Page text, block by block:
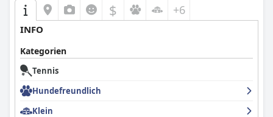
$ +6
INFO
Kategorien
Tennis
Hundefreundlich
Klein